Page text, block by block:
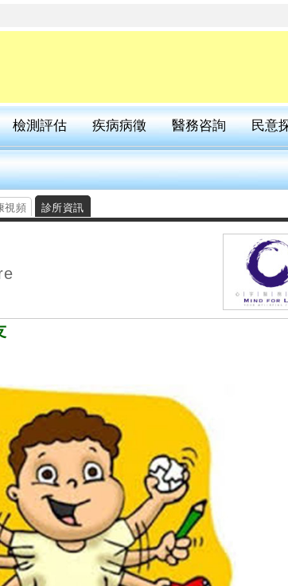
檢測評估 疾病病徵 醫務咨詢 民意
視頻 診所資訊